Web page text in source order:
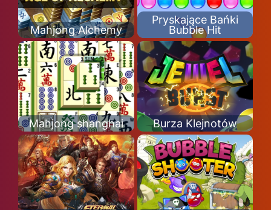
Mahjong Alchemy
Pryskające Bańki
Bubble Hit
Mahjong shanghai Burza Klejnotów